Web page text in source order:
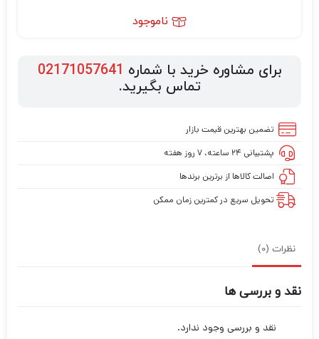
ناموجود
برای مشاوره خرید با شماره 02171057641
تماس بگیرید.
تضمین بهترین قیمت بازار
پشتیبانی ۲۴ ساعته، ۷ روز هفته
اصالت کالاها از برترین برندها
تحویل سریع در کمترین زمان ممکن
نظرات (0)
نقد و بررسی ها
نقد و بررسی وجود ندارد.